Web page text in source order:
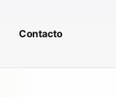
Contacto